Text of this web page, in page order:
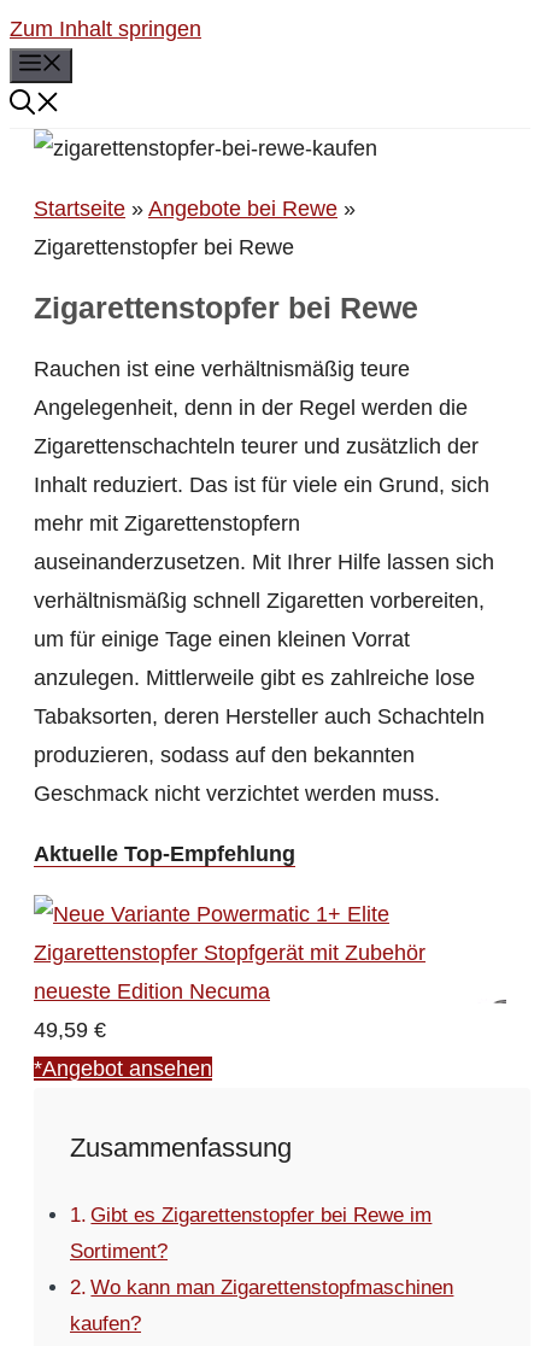
Zum Inhalt springen
Startseite » Angebote bei Rewe »
Zigarettenstopfer bei Rewe
Zigarettenstopfer bei Rewe
Rauchen ist eine verhältnismäßig teure
Angelegenheit, denn in der Regel werden die
Zigarettenschachteln teurer und zusätzlich der
Inhalt reduziert. Das ist für viele ein Grund, sich
mehr mit Zigarettenstopfern
auseinanderzusetzen. Mit Ihrer Hilfe lassen sich
verhältnismäßig schnell Zigaretten vorbereiten,
um für einige Tage einen kleinen Vorrat
anzulegen. Mittlerweile gibt es zahlreiche lose
Tabaksorten, deren Hersteller auch Schachteln
produzieren, sodass auf den bekannten
Geschmack nicht verzichtet werden muss.
Aktuelle Top-Empfehlung
49,59 €
*Angebot ansehen
Zusammenfassung
Gibt es Zigarettenstopfer bei Rewe im
Sortiment?
Wo kann man Zigarettenstopfmaschinen
kaufen?